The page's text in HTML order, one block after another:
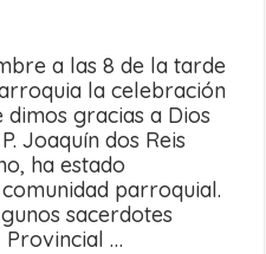
a las 8 de la tarde
la celebración
dimos gracias a Dios
Joaquín dos Reis
ha estado
parroquial.
sacerdotes
Provincial …